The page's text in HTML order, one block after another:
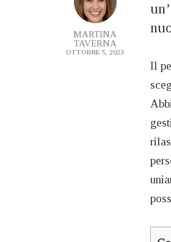
MARTINA
TAVERNA
OTTOBRE 5, 2023
Il